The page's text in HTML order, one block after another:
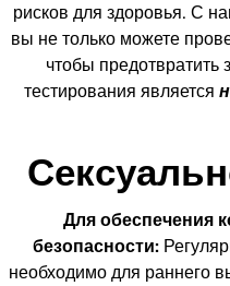
рисков для здоровья. С
вы не только можете
чтобы предотвратить
тестирования является
Для обеспечения
безопасности:
необходимо для раннего